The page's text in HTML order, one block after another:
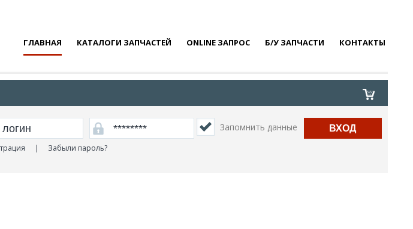
ГЛАВНАЯ КАТАЛОГИ ЗАПЧАСТЕЙ ONLINE ЗАПРОС Б/У ЗАПЧАСТИ КОНТАКТЫ
| Забыли пароль?
Запомнить данные ВХОД